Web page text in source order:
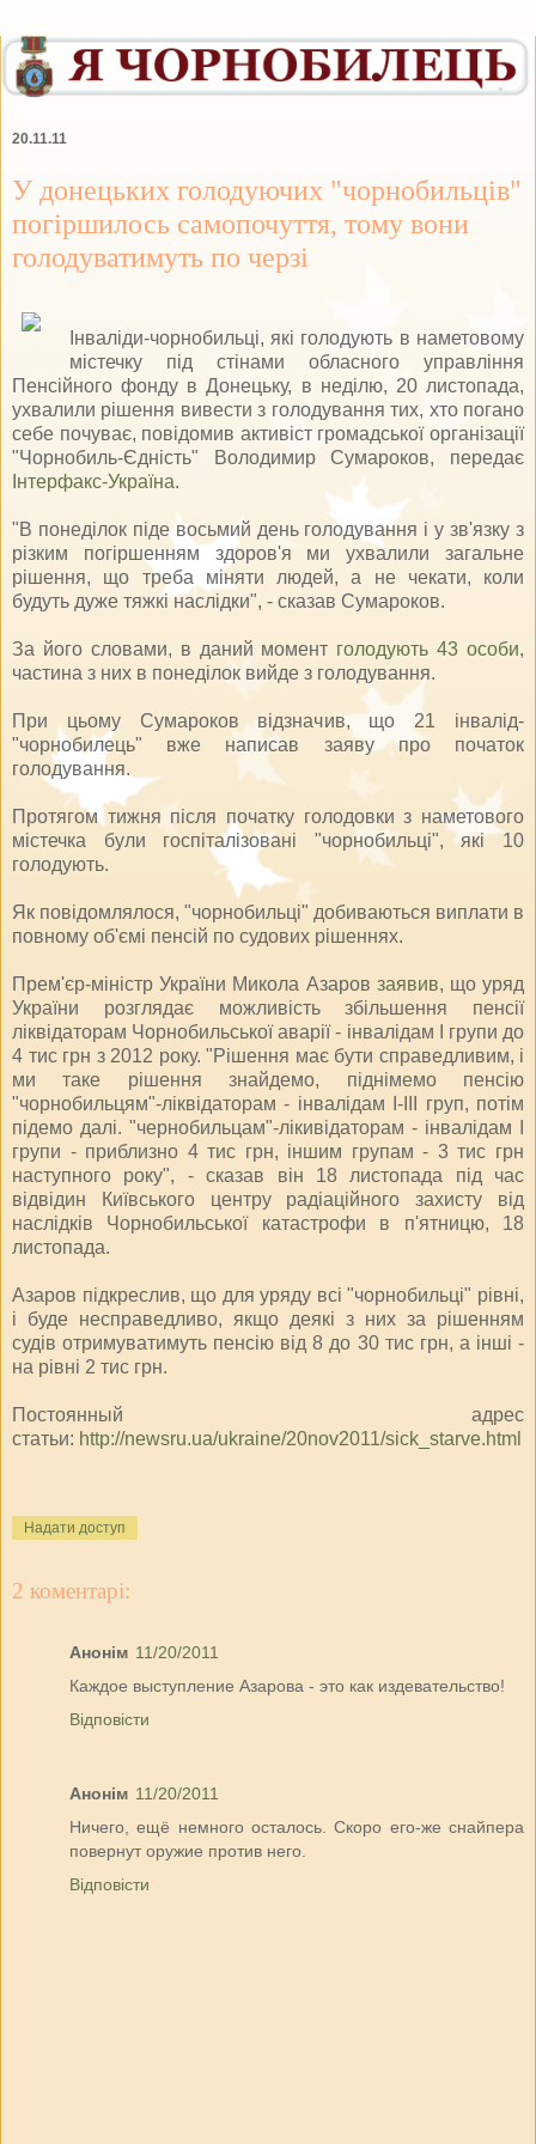
20.11.11
У донецьких голодуючих "чорнобильців"
погіршилось самопочуття, тому вони
голодуватимуть по черзі
Інваліди-чорнобильці, які голодують в наметовому
містечку під стінами обласного управління
Пенсійного фонду в Донецьку, в неділю, 20 листопада,
ухвалили рішення вивести з голодування тих, хто погано
себе почуває, повідомив активіст громадської організації
"Чорнобиль-Єдність" Володимир Сумароков, передає
Iнтерфакс-Україна.
"В понеділок піде восьмий день голодування і у зв'язку з
різким погіршенням здоров'я ми ухвалили загальне
рішення, що треба міняти людей, а не чекати, коли
будуть дуже тяжкі наслідки", - сказав Сумароков.
За його словами, в даний момент голодують 43 особи,
частина з них в понеділок вийде з голодування.
При цьому Сумароков відзначив, що 21 інвалід-
"чорнобилець" вже написав заяву про початок
голодування.
Протягом тижня після початку голодовки з наметового
містечка були госпіталізовані "чорнобильці", які 10
голодують.
Як повідомлялося, "чорнобильці" добиваються виплати в
повному об'ємі пенсій по судових рішеннях.
Прем'єр-міністр України Микола Азаров заявив, що уряд
України розглядає можливість збільшення пенсії
ліквідаторам Чорнобильської аварії - інвалідам I групи до
4 тис грн з 2012 року. "Рішення має бути справедливим, і
ми таке рішення знайдемо, піднімемо пенсію
"чорнобильцям"-ліквідаторам - інвалідам I-III груп, потім
підемо далі. "чернобильцам"-лікивідаторам - інвалідам I
групи - приблизно 4 тис грн, іншим групам - 3 тис грн
наступного року", - сказав він 18 листопада під час
відвідин Київського центру радіаційного захисту від
наслідків Чорнобильської катастрофи в п'ятницю, 18
листопада.
Азаров підкреслив, що для уряду всі "чорнобильці" рівні,
і буде несправедливо, якщо деякі з них за рішенням
судів отримуватимуть пенсію від 8 до 30 тис грн, а інші -
на рівні 2 тис грн.
Постоянный адрес
статьи: http://newsru.ua/ukraine/20nov2011/sick_starve.html
Надати доступ
2 коментарі:
Анонім 11/20/2011
Каждое выступление Азарова - это как издевательство!
Відповісти
Анонім 11/20/2011
Ничего, ещё немного осталось. Скоро его-же снайпера
повернут оружие против него.
Відповісти